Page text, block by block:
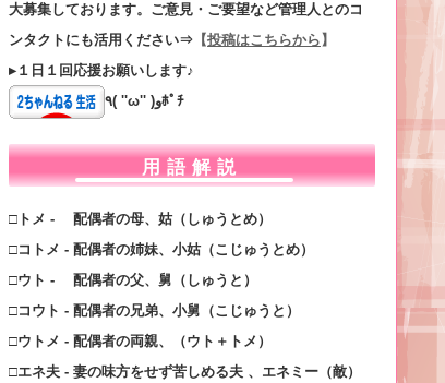
大募集しております。ご意見・ご要望など管理人とのコ
ンタクトにも活用ください⇒ 【投稿はこちらから 】
▸１日１回応援お願いします♪
٩( ''ω'' )وﾎﾟﾁ
用語解説
□トメ - 配偶者の母、姑（しゅうとめ）
□コトメ - 配偶者の姉妹、小姑（こじゅうとめ）
□ウト - 配偶者の父、舅（しゅうと）
□コウト - 配偶者の兄弟、小舅（こじゅうと）
□ウトメ - 配偶者の両親、（ウト＋トメ）
□エネ夫 - 妻の味方をせず苦しめる夫 、エネミー（敵）